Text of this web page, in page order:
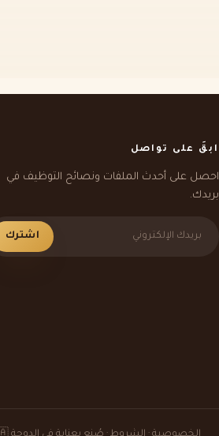
ابقَ على تواصل
احصل على أحدث الملفات ونصائح التوظيف في
بريدك.
اشترك